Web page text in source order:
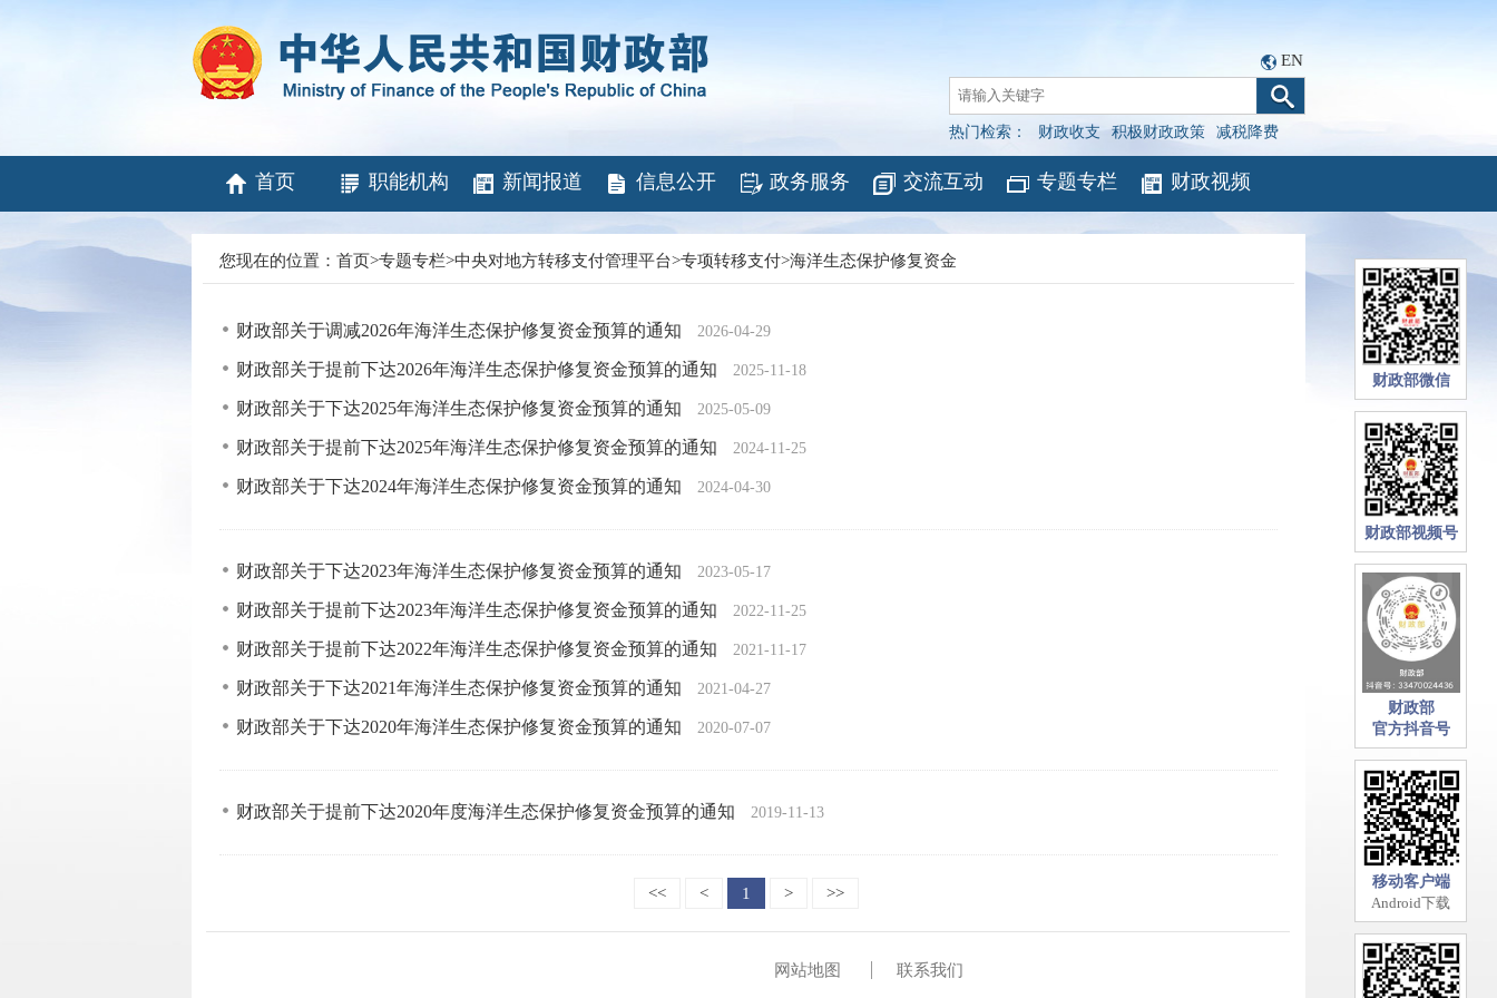
EN
热门检索： 财政收支 积极财政政策 减税降费
首页 职能机构 新闻报道 信息公开 政务服务 交流互动 专题专栏 财政视频
您现在的位置： 首页>专题专栏>中央对地方转移支付管理平台>专项转移支付>海洋生态保护修复资金
财政部关于调减2026年海洋生态保护修复资金预算的通知 2026-04-29
财政部关于提前下达2026年海洋生态保护修复资金预算的通知 2025-11-18
财政部关于下达2025年海洋生态保护修复资金预算的通知 2025-05-09
财政部关于提前下达2025年海洋生态保护修复资金预算的通知 2024-11-25
财政部关于下达2024年海洋生态保护修复资金预算的通知 2024-04-30
财政部关于下达2023年海洋生态保护修复资金预算的通知 2023-05-17
财政部关于提前下达2023年海洋生态保护修复资金预算的通知 2022-11-25
财政部关于提前下达2022年海洋生态保护修复资金预算的通知 2021-11-17
财政部关于下达2021年海洋生态保护修复资金预算的通知 2021-04-27
财政部关于下达2020年海洋生态保护修复资金预算的通知 2020-07-07
财政部关于提前下达2020年度海洋生态保护修复资金预算的通知 2019-11-13
<< < 1 > >>
网站地图 联系我们
财政部微信
财政部视频号
财政部
官方抖音号
移动客户端
Android下载